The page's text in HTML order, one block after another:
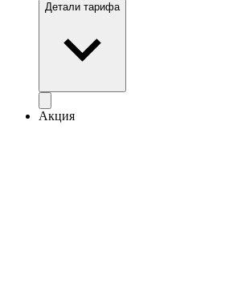
Детали тарифа
Акция